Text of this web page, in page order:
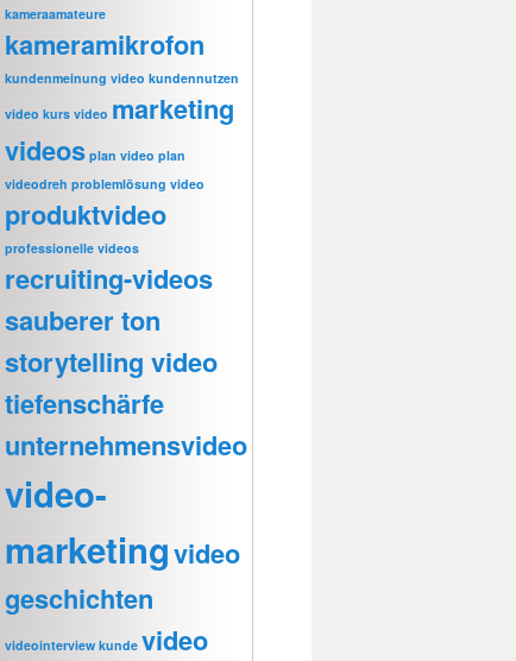
kameraamateure
kameramikrofon
kundenmeinung video kundennutzen
video kurs video marketing
videos plan video plan
videodreh problemlösung video
produktvideo
professionelle videos
recruiting-videos
sauberer ton
storytelling video
tiefenschärfe
unternehmensvideo
video-
marketingvideo
geschichten
videointerview kunde video